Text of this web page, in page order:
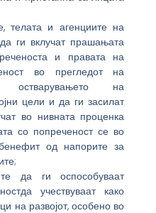
телата и агенциите на
ги вклучат прашањата
и правата на
во прегледот на
остварувањето на
цели и да ги засилат
во нивната проценка
со попреченост се во
од напорите за
да ги оспособуваат
учествуваат како
на развојот, особено во